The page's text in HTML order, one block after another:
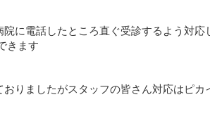
に電話したところ直ぐ受診するよう対応
きます
りましたがスタッフの皆さん対応はピカ